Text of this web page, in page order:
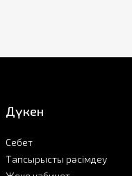
Дүкен
Себет
Тапсырысты рәсімдеу